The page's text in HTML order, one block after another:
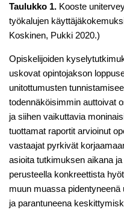
Taulukko 1. Kooste
työkalujen
Koskinen, Pukki 2020.)
Opiskelijoiden
uskovat opintojakson
unitottumusten
todennäköisimmin auttoivat
ja siihen vaikuttavia
tuottamat raportit arvioinut
vastaajat pyrkivät
asioita tutkimuksen aikana
perusteella konkreettista
muun muassa
ja parantuneena